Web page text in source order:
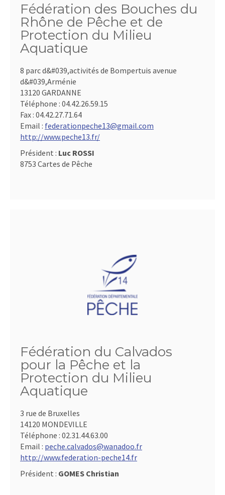
Fédération des Bouches du
Rhône de Pêche et de
Protection du Milieu
Aquatique
8 parc d&#039,activités de Bompertuis avenue
d&#039,Arménie
13120 GARDANNE
Téléphone : 04.42.26.59.15
Fax : 04.42.27.71.64
Email : federationpeche13@gmail.com
http://www.peche13.fr/
Président : Luc ROSSI
8753 Cartes de Pêche
Fédération du Calvados
pour la Pêche et la
Protection du Milieu
Aquatique
3 rue de Bruxelles
14120 MONDEVILLE
Téléphone : 02.31.44.63.00
Email : peche.calvados@wanadoo.fr
http://www.federation-peche14.fr
Président : GOMES Christian